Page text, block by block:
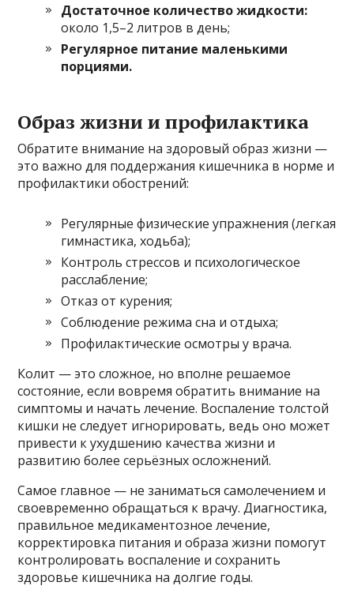
Достаточное количество жидкости:
около 1,5–2 литров в день;
Регулярное питание маленькими
порциями.
Образ жизни и профилактика
Обратите внимание на здоровый образ жизни —
это важно для поддержания кишечника в норме и
профилактики обострений:
Регулярные физические упражнения (легкая
гимнастика, ходьба);
Контроль стрессов и психологическое
расслабление;
Отказ от курения;
Соблюдение режима сна и отдыха;
Профилактические осмотры у врача.
Колит — это сложное, но вполне решаемое
состояние, если вовремя обратить внимание на
симптомы и начать лечение. Воспаление толстой
кишки не следует игнорировать, ведь оно может
привести к ухудшению качества жизни и
развитию более серьёзных осложнений.
Самое главное — не заниматься самолечением и
своевременно обращаться к врачу. Диагностика,
правильное медикаментозное лечение,
корректировка питания и образа жизни помогут
контролировать воспаление и сохранить
здоровье кишечника на долгие годы.